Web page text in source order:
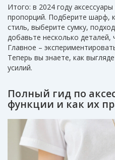
Итого: в 2024 году
пропорций. Подберите шарф,
стиль, выберите сумку,
добавьте несколько деталей,
Главное –
Теперь вы знаете, как
усилий.
Полный гид по
функции и как их